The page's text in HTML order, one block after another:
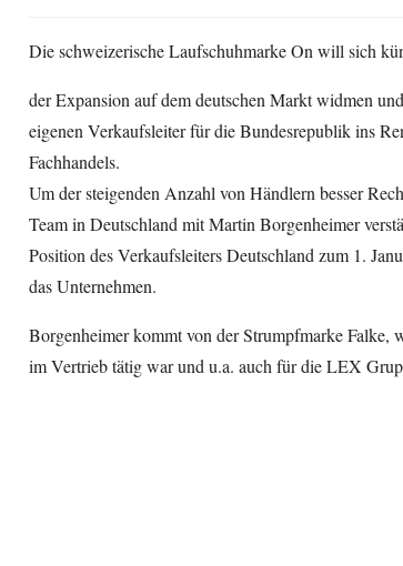
Die schweizerische Laufschuhmarke On will sich
der Expansion auf dem deutschen Markt widmen
eigenen Verkaufsleiter für die Bundesrepublik ins
Fachhandels.
Um der steigenden Anzahl von Händlern besser
Team in Deutschland mit Martin Borgenheimer
Position des Verkaufsleiters Deutschland zum 1.
das Unternehmen.
Borgenheimer kommt von der Strumpfmarke Falke,
im Vertrieb tätig war und u.a. auch für die LEX